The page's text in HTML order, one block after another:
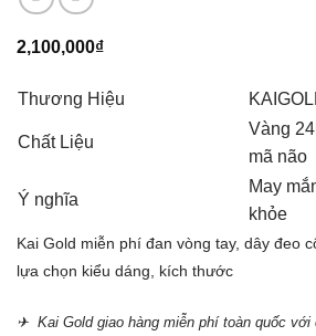
2,100,000₫
Thương Hiệu
Chất Liệu
Vàng
mã não
Ý nghĩa
May
khỏe
Kai Gold miễn phí đan vòng tay, dây đeo
lựa chọn kiểu dáng, kích thước
✈ Kai Gold giao hàng miễn phí toàn quốc với